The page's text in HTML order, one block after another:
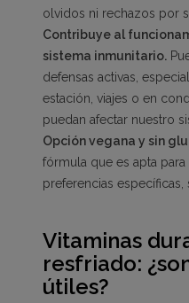
olvidos ni rechazos por
Contribuye al
sistema inmunitario.
defensas activas,
estación, viajes o en
puedan afectar nuestro
Opción vegana y sin
fórmula que es apta
preferencias específicas,
Vitaminas
resfriado:
útiles?